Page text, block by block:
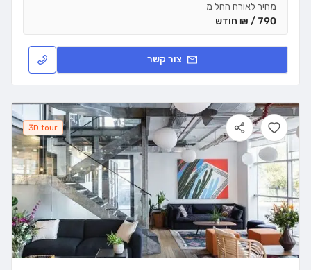
מחיר לאורח החל מ
790 / ₪ חודש
צור קשר
3D tour